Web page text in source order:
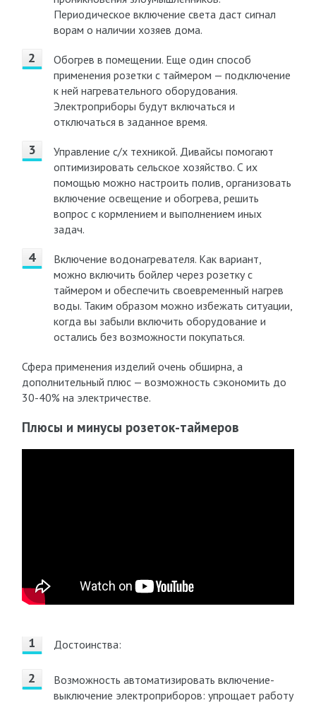
Периодическое включение света даст сигнал
ворам о наличии хозяев дома.
Обогрев в помещении. Еще один способ
применения розетки с таймером — подключение
к ней нагревательного оборудования.
Электроприборы будут включаться и
отключаться в заданное время.
Управление с/х техникой. Дивайсы помогают
оптимизировать сельское хозяйство. С их
помощью можно настроить полив, организовать
включение освещение и обогрева, решить
вопрос с кормлением и выполнением иных
задач.
Включение водонагревателя. Как вариант,
можно включить бойлер через розетку с
таймером и обеспечить своевременный нагрев
воды. Таким образом можно избежать ситуации,
когда вы забыли включить оборудование и
остались без возможности покупаться.
Сфера применения изделий очень обширна, а
дополнительный плюс — возможность сэкономить до
30-40% на электричестве.
Плюсы и минусы розеток-таймеров
Достоинства:
Возможность автоматизировать включение-
выключение электроприборов: упрощает работу